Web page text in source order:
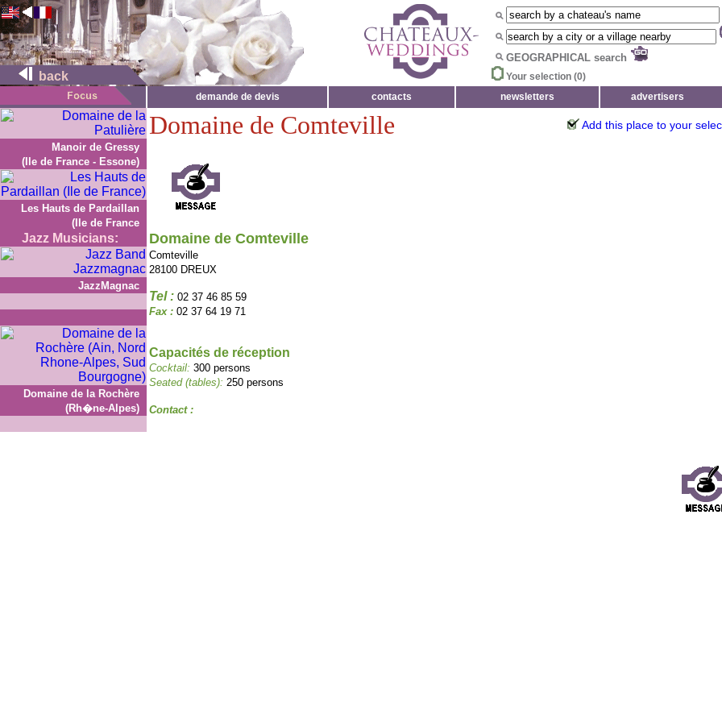
back
GEOGRAPHICAL search
Your selection (0)
demande de devis
contacts newsletters advertisers
Manoir de Gressy
(Ile de France - Essone)
Les Hauts de Pardaillan
(Ile de France
Jazz Musicians:
JazzMagnac
Domaine de la Rochère
(Rh�ne-Alpes)
Domaine de Comteville Add this place to your
Domaine de Comteville
Comteville
28100 DREUX
Tel : 02 37 46 85 59
Fax : 02 37 64 19 71
Capacités de réception
Cocktail: 300 persons
Seated (tables): 250 persons
Contact :